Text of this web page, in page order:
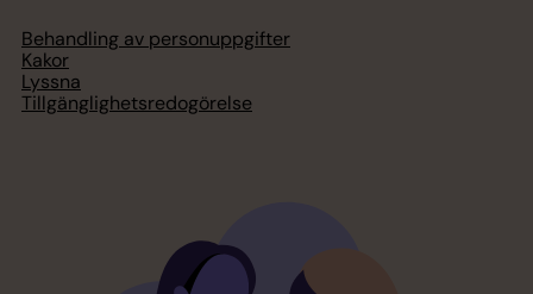
Behandling av personuppgifter
Kakor
Lyssna
Tillgänglighetsredogörelse